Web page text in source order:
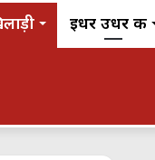
इधर उधर की